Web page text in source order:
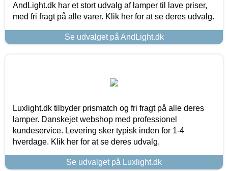
AndLight.dk har et stort udvalg af lamper til lave priser,
med fri fragt på alle varer. Klik her for at se deres udvalg.
Se udvalget på AndLight.dk
Luxlight.dk tilbyder prismatch og fri fragt på alle deres
lamper. Danskejet webshop med professionel
kundeservice. Levering sker typisk inden for 1-4
hverdage. Klik her for at se deres udvalg.
Se udvalget på Luxlight.dk